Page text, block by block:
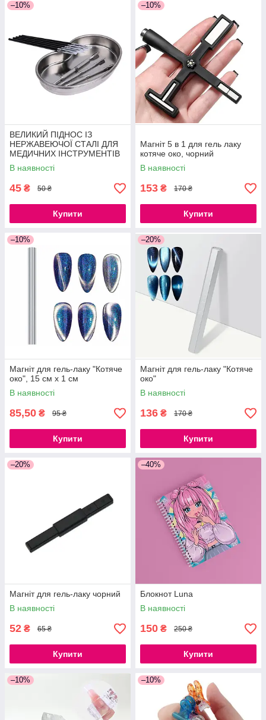
–10%
ВЕЛИКИЙ ПІДНОС ІЗ
НЕРЖАВЕЮЧОЇ СТАЛІ ДЛЯ
МЕДИЧНИХ ІНСТРУМЕНТІВ
21СМ
В наявності
45 ₴ 50 ₴
Купити
–10%
Магніт 5 в 1 для гель лаку
котяче око, чорний
В наявності
153 ₴ 170 ₴
Купити
–10%
Магніт для гель-лаку "Котяче
око", 15 см х 1 см
В наявності
85,50 ₴ 95 ₴
Купити
–20%
Магніт для гель-лаку "Котяче
око"
В наявності
136 ₴ 170 ₴
Купити
–20%
Магніт для гель-лаку чорний
В наявності
52 ₴ 65 ₴
Купити
–40%
Блокнот Luna
В наявності
150 ₴ 250 ₴
Купити
–10% –10%